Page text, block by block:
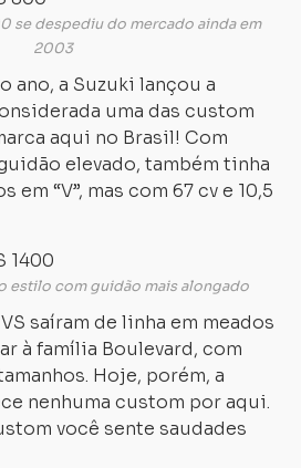
se despediu do mercado ainda em
2003
ano, a Suzuki lançou a
uma das custom
aqui no Brasil! Com
elevado, também tinha
“V”, mas com 67 cv e 10,5
estilo com guidão mais alongado
saíram de linha em meados
à família Boulevard, com
Hoje, porém, a
nenhuma custom por aqui.
você sente saudades